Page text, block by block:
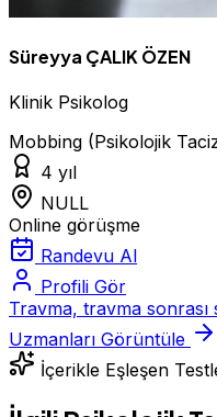
Süreyya ÇALIK ÖZEN
Klinik Psikolog
Mobbing (Psikolojik
4 yıl
NULL
Online görüşme
Randevu Al
Profili Gör
Travma, travma
Uzmanları Görüntüle
İçerikle Eşleşen